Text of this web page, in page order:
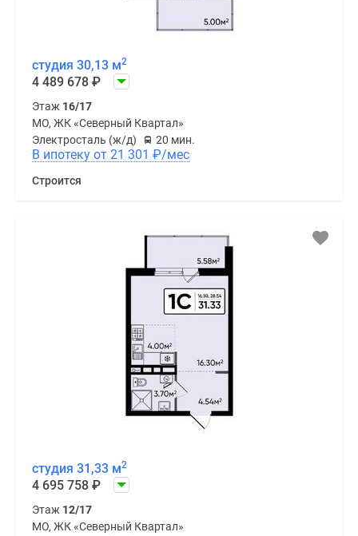
студия 30,13 м2
4 489 678 ₽
Этаж 16/17
МО, ЖК «Северный Квартал»
Электросталь (ж/д)
20 мин.
В ипотеку от 21 301 ₽/мес
Строится
студия 31,33 м2
4 695 758 ₽
Этаж 12/17
МО, ЖК «Северный Квартал»